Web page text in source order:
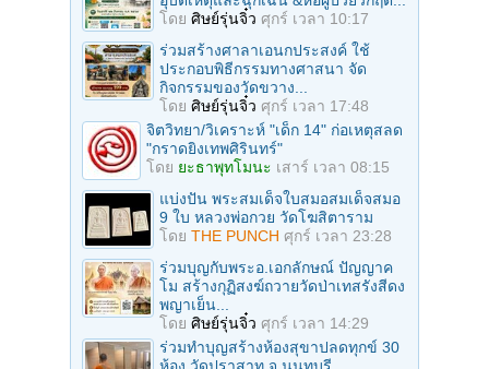
โดย ศิษย์รุ่นจิ๋ว ศุกร์ เวลา 10:17
ร่วมสร้างศาลาเอนกประสงค์ ใช้
ประกอบพิธีกรรมทางศาสนา จัด
กิจกรรมของวัดขวาง...
โดย ศิษย์รุ่นจิ๋ว ศุกร์ เวลา 17:48
จิตวิทยา/วิเคราะห์ "เด็ก 14" ก่อเหตุสลด
"กราดยิงเทพศิรินทร์"
โดย ยะธาพุทโมนะ เสาร์ เวลา 08:15
แบ่งปัน พระสมเด็จใบสมอสมเด็จสมอ
9 ใบ หลวงพ่อกวย วัดโฆสิตาราม
โดย THE PUNCH ศุกร์ เวลา 23:28
ร่วมบุญกับพระอ.เอกลักษณ์ ปัญญาค
โม สร้างกุฏิสงฆ์ถวายวัดป่าเทสรังสีดง
พญาเย็น...
โดย ศิษย์รุ่นจิ๋ว ศุกร์ เวลา 14:29
ร่วมทําบุญสร้างห้องสุขาปลดทุกข์ 30
ห้อง วัดปราสาท จ.นนทบุรี